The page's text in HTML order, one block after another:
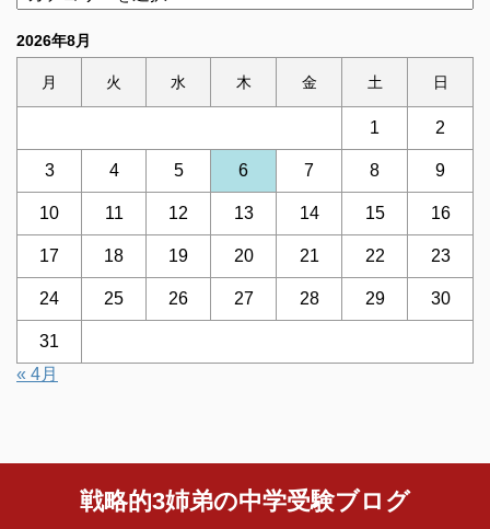
2026年8月
月 火 水 木 金 土 日
1 2
3 4 5 6 7 8 9
10 11 12 13 14 15 16
17 18 19 20 21 22 23
24 25 26 27 28 29 30
31
« 4月
戦略的3姉弟の中学受験ブログ